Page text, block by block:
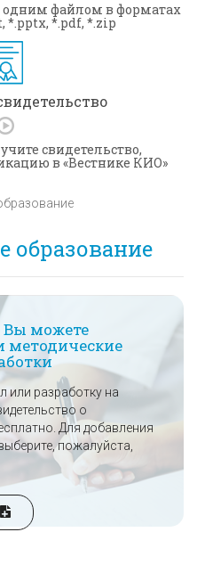
одним файлом в форматах
*.pptx, *.pdf, *.zip
свидетельство,
в «Вестнике КИО»
образование
Вы можете
методические
или разработку на
о
Для добавления
пожалуйста,